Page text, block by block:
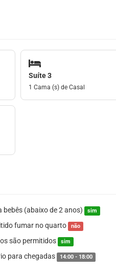
Suíte 3
1 Cama (s) de Casal
bebês (abaixo de 2 anos) sim
fumar no quarto não
são permitidos sim
para chegadas 14:00 - 18:00